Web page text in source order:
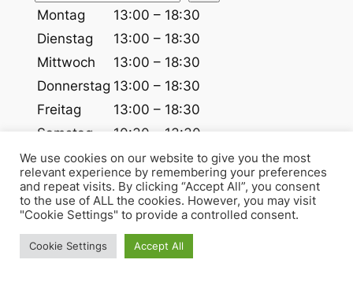
u
c
e
n
Montag
13:00 – 18:30
Dienstag
13:00 – 18:30
Mittwoch
13:00 – 18:30
Donnerstag 13:00 – 18:30
Freitag
13:00 – 18:30
Samstag
10:30 – 13:30
Sonntag
Geschlossen
Während der Schulzeit – in den Ferien Mo-Fr
9:00 bis 14:00
We use cookies on our website to give you the most
relevant experience by remembering your preferences
and repeat visits. By clicking “Accept All”, you consent
to the use of ALL the cookies. However, you may visit
"Cookie Settings" to provide a controlled consent.
Cookie Settings Accept All